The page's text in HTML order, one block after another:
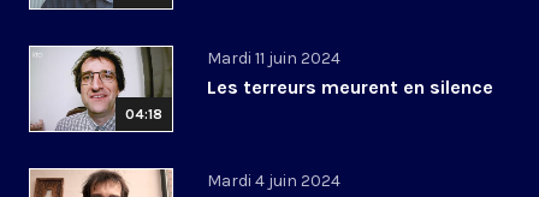
04:18
Mardi 11 juin 2024
Les terreurs meurent en silence
Mardi 4 juin 2024